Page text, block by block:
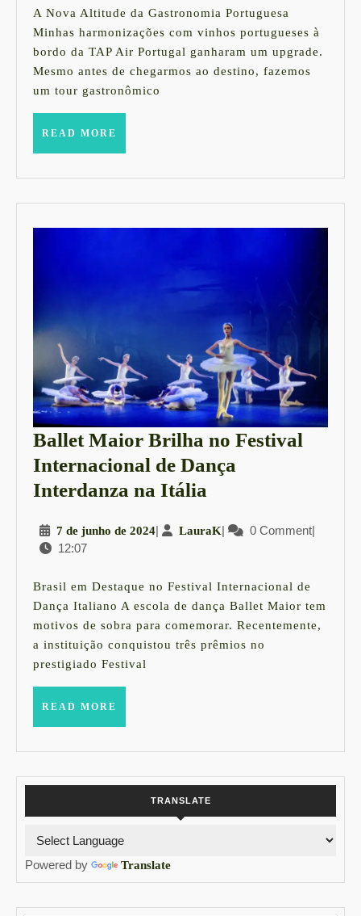
Céus
|
TAP
de
2025
A Nova Altitude da Gastronomia Portuguesa
Minhas harmonizações com vinhos portugueses à
bordo da TAP Air Portugal ganharam um upgrade.
Mesmo antes de chegarmos ao destino, fazemos
um tour gastronômico
READ MORE
Ballet Maior Brilha no Festival
Internacional de Dança
Interdanza na Itália
Brilha
Festival
Internacional
de
7 de junho de 20247
de
2024
| LauraKLauraK
| 0 Comment|
12:07
Brasil em Destaque no Festival Internacional de
Dança Italiano A escola de dança Ballet Maior tem
motivos de sobra para comemorar. Recentemente,
a instituição conquistou três prêmios no
prestigiado Festival
READ MORE
TRANSLATE
Powered by Translate